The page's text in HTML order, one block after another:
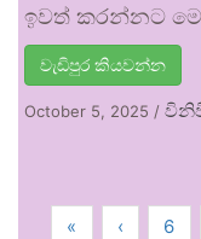
ඉවත් කරන්නට
වැඩිපුර කියවන්න
October 5, 2025 /
« ‹ 6